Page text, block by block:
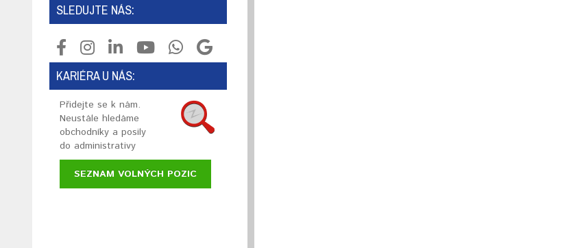
SLEDUJTE NÁS:
KARIÉRA U NÁS:
Přidejte se k nám.
Neustále hledáme
obchodníky a posily
do administrativy
SEZNAM VOLNÝCH POZIC